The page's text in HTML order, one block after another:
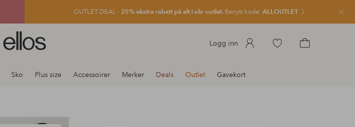
OUTLET DEAL - 25% ekstra rabatt på alt i vår outlet. Benytt kode: ALLOUTLET Lukk
Ellos
logo
gå
Logg inn
Gå
Sko Plus size Accessoirer Merker Deals Outlet Gavekort